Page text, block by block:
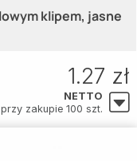
klipem, jasne
1.27 zł
NETTO
przy zakupie 100 szt.